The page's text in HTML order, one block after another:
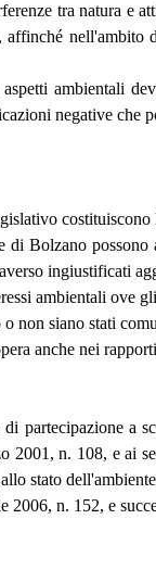
tra natura e
affinché
ambientali
negative che
Bolzano
ingiustificati
ambientali ove
siano stati
anche nei
partecipazione a
n. 108, e ai
stato
2006, n. 152, e